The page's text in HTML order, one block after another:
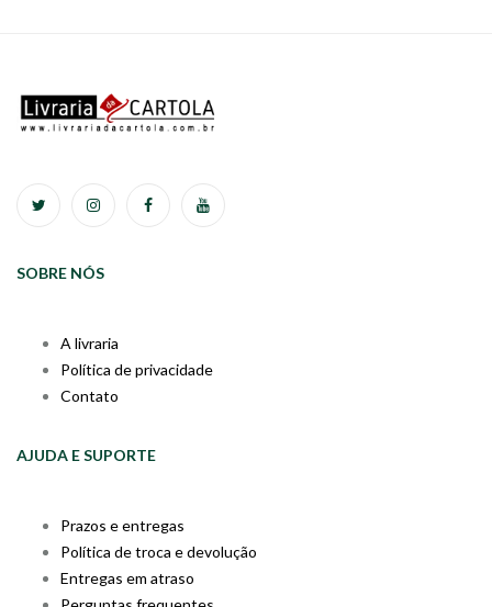
SOBRE NÓS
A livraria
Política de privacidade
Contato
AJUDA E SUPORTE
Prazos e entregas
Política de troca e devolução
Entregas em atraso